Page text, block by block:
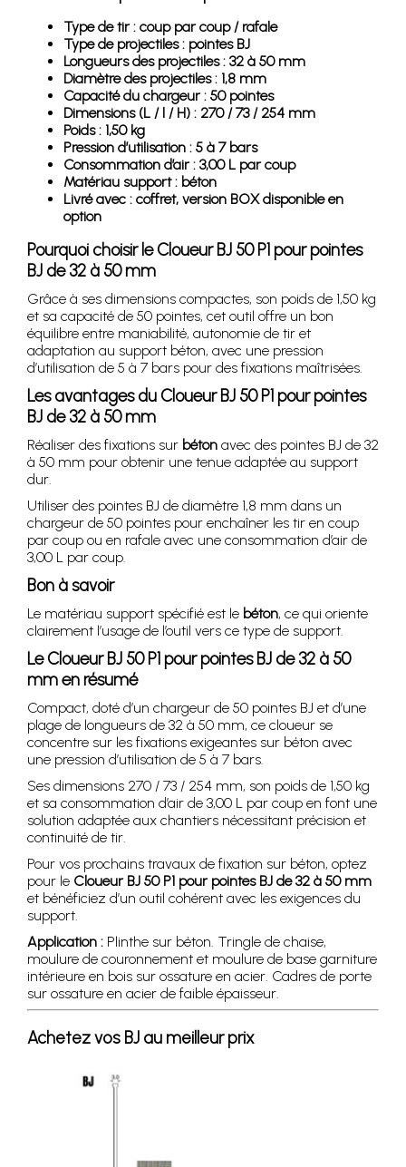
Type de tir : coup par coup / rafale
Type de projectiles : pointes BJ
Longueurs des projectiles : 32 à 50 mm
Diamètre des projectiles : 1,8 mm
Capacité du chargeur : 50 pointes
Dimensions (L / l / H) : 270 / 73 / 254 mm
Poids : 1,50 kg
Pression d’utilisation : 5 à 7 bars
Consommation d’air : 3,00 L par coup
Matériau support : béton
Livré avec : coffret, version BOX disponible en
option
Pourquoi choisir le Cloueur BJ 50 P1 pour pointes
BJ de 32 à 50 mm
Grâce à ses dimensions compactes, son poids de 1,50 kg
et sa capacité de 50 pointes, cet outil offre un bon
équilibre entre maniabilité, autonomie de tir et
adaptation au support béton, avec une pression
d’utilisation de 5 à 7 bars pour des fixations maîtrisées.
Les avantages du Cloueur BJ 50 P1 pour pointes
BJ de 32 à 50 mm
Réaliser des fixations sur béton avec des pointes BJ de 32
à 50 mm pour obtenir une tenue adaptée au support
dur.
Utiliser des pointes BJ de diamètre 1,8 mm dans un
chargeur de 50 pointes pour enchaîner les tir en coup
par coup ou en rafale avec une consommation d’air de
3,00 L par coup.
Bon à savoir
Le matériau support spécifié est le béton, ce qui oriente
clairement l’usage de l’outil vers ce type de support.
Le Cloueur BJ 50 P1 pour pointes BJ de 32 à 50
mm en résumé
Compact, doté d’un chargeur de 50 pointes BJ et d’une
plage de longueurs de 32 à 50 mm, ce cloueur se
concentre sur les fixations exigeantes sur béton avec
une pression d’utilisation de 5 à 7 bars.
Ses dimensions 270 / 73 / 254 mm, son poids de 1,50 kg
et sa consommation d’air de 3,00 L par coup en font une
solution adaptée aux chantiers nécessitant précision et
continuité de tir.
Pour vos prochains travaux de fixation sur béton, optez
pour le Cloueur BJ 50 P1 pour pointes BJ de 32 à 50 mm
et bénéficiez d’un outil cohérent avec les exigences du
support.
Application : Plinthe sur béton. Tringle de chaise,
moulure de couronnement et moulure de base garniture
intérieure en bois sur ossature en acier. Cadres de porte
sur ossature en acier de faible épaisseur.
Achetez vos BJ au meilleur prix